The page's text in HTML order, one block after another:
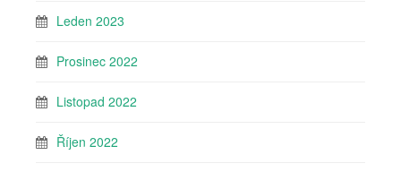
Leden 2023
Prosinec 2022
Listopad 2022
Říjen 2022